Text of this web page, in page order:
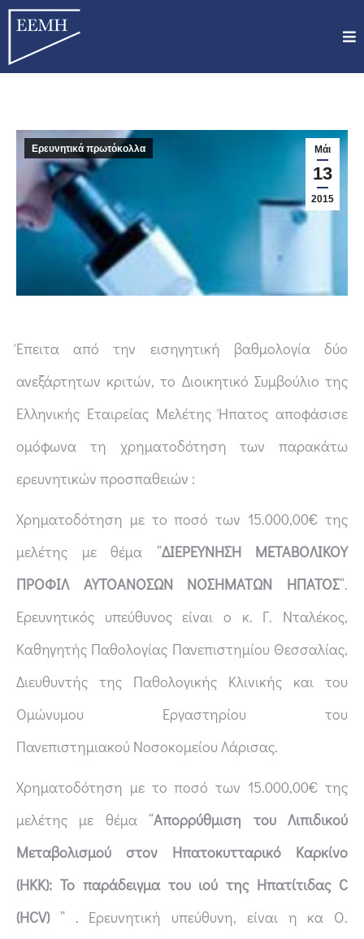
Μάι
13
2015
Ερευνητικά πρωτόκολλα
Έπειτα από την εισηγητική βαθμολογία δύο
ανεξάρτητων κριτών, το Διοικητικό Συμβούλιο της
Ελληνικής Εταιρείας Μελέτης Ήπατος αποφάσισε
ομόφωνα τη χρηματοδότηση των παρακάτω
ερευνητικών προσπαθειών :
Χρηματοδότηση με το ποσό των 15.000,00€ της
μελέτης με θέμα “ΔΙΕΡΕΥΝΗΣΗ ΜΕΤΑΒΟΛΙΚΟΥ
ΠΡΟΦΙΛ ΑΥΤΟΑΝΟΣΩΝ ΝΟΣΗΜΑΤΩΝ ΗΠΑΤΟΣ“.
Ερευνητικός υπεύθυνος είναι ο κ. Γ. Νταλέκος,
Καθηγητής Παθολογίας Πανεπιστημίου Θεσσαλίας,
Διευθυντής της Παθολογικής Κλινικής και του
Ομώνυμου Εργαστηρίου του
Πανεπιστημιακού Νοσοκομείου Λάρισας.
Χρηματοδότηση με το ποσό των 15.000,00€ της
μελέτης με θέμα “Απορρύθμιση του Λιπιδικού
Μεταβολισμού στον Ηπατοκυτταρικό Καρκίνο
(ΗΚΚ): Το παράδειγμα του ιού της Ηπατίτιδας C
(HCV) ” . Ερευνητική υπεύθυνη, είναι η κα Ο.